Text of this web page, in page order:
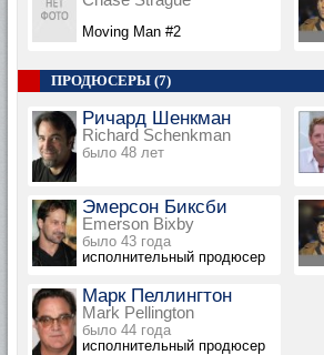
Moving Man #2
ПРОДЮСЕРЫ (7)
Ричард Шенкман
Richard Schenkman
было 48 лет
Эмерсон Биксби
Emerson Bixby
было 43 года
исполнительный продюсер
Марк Пеллингтон
Mark Pellington
было 44 года
исполнительный продюсер